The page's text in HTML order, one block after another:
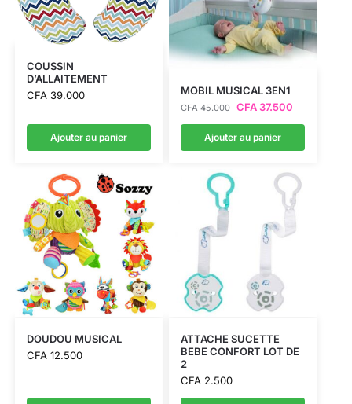
COUSSIN
D’ALLAITEMENT
CFA39.000
Ajouter au panier
MOBIL MUSICAL 3EN1
CFA45.000 CFA37.500
Ajouter au panier
DOUDOU MUSICAL
CFA12.500
ATTACHE SUCETTE
BEBE CONFORT LOT DE
2
CFA2.500